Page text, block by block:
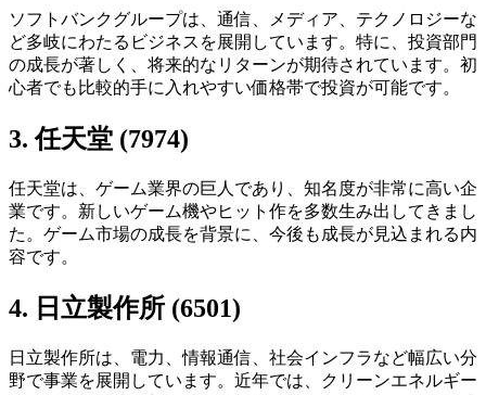
ソフトバンクグループは、通信、メディア、テクノロジーな
ど多岐にわたるビジネスを展開しています。特に、投資部門
の成長が著しく、将来的なリターンが期待されています。初
心者でも比較的手に入れやすい価格帯で投資が可能です。
3. 任天堂 (7974)
任天堂は、ゲーム業界の巨人であり、知名度が非常に高い企
業です。新しいゲーム機やヒット作を多数生み出してきまし
た。ゲーム市場の成長を背景に、今後も成長が見込まれる内
容です。
4. 日立製作所 (6501)
日立製作所は、電力、情報通信、社会インフラなど幅広い分
野で事業を展開しています。近年では、クリーンエネルギー